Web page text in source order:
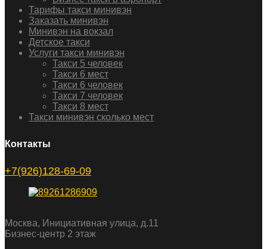
Тарифы такси минивэн
Заказать минивэн
Минивэн на вокзал
Детское такси
Услуги такси минивэн
Такси 5 человек
Такси 6 мест
Такси 6 человек
Такси 7 человек
Такси 8 мест
Такси минивэн сколько мест
Контакты
+7(926)128-69-09
Москва, Инициативная улица, д.11
Бизнес-центр 2 этаж